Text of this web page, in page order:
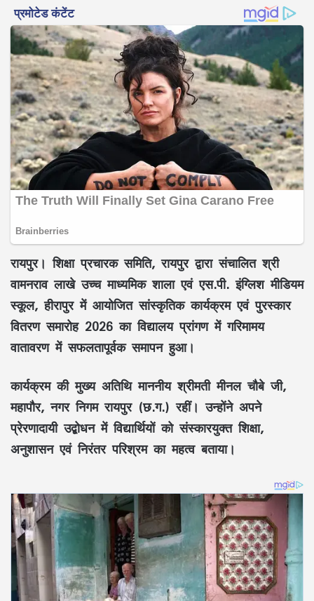
रायपुर। शिक्षा प्रचारक समिति, रायपुर द्वारा संचालित श्री
वामनराव लाखे उच्च माध्यमिक शाला एवं एस.पी. इंग्लिश मीडियम
स्कूल, हीरापुर में आयोजित सांस्कृतिक कार्यक्रम एवं पुरस्कार
वितरण समारोह 2026 का विद्यालय प्रांगण में गरिमामय
वातावरण में सफलतापूर्वक समापन हुआ।
कार्यक्रम की मुख्य अतिथि माननीय श्रीमती मीनल चौबे जी,
महापौर, नगर निगम रायपुर (छ.ग.) रहीं। उन्होंने अपने
प्रेरणादायी उद्बोधन में विद्यार्थियों को संस्कारयुक्त शिक्षा,
अनुशासन एवं निरंतर परिश्रम का महत्व बताया।